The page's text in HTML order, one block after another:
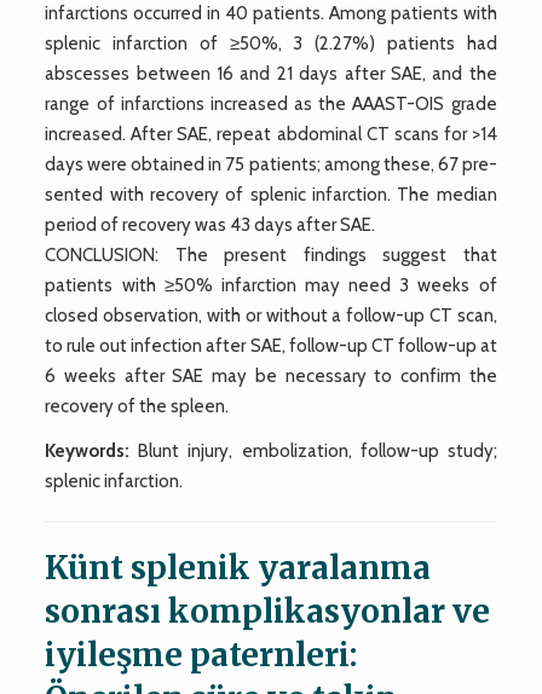
infarctions occurred in 40 patients. Among patients with
splenic infarction of ≥50%, 3 (2.27%) patients had
abscesses between 16 and 21 days after SAE, and the
range of infarctions increased as the AAAST-OIS grade
increased. After SAE, repeat abdominal CT scans for >14
days were obtained in 75 patients; among these, 67 pre-
sented with recovery of splenic infarction. The median
period of recovery was 43 days after SAE.
CONCLUSION: The present findings suggest that
patients with ≥50% infarction may need 3 weeks of
closed observation, with or without a follow-up CT scan,
to rule out infection after SAE, follow-up CT follow-up at
6 weeks after SAE may be necessary to confirm the
recovery of the spleen.
Keywords: Blunt injury, embolization, follow-up study;
splenic infarction.
Künt splenik yaralanma
sonrası komplikasyonlar ve
iyileşme paternleri: